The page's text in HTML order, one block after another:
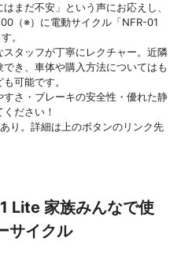
まだ不安」という声にお応えし、
（※）に電動サイクル「NFR-01
。
タッフが丁寧にレクチャー。近隣
き、車体や購入方法についてはも
可能です。
さ・ブレーキの安全性・優れた静
ださい！
り。詳細は上のボタンのリンク先
Lite 家族みんなで使
サイクル